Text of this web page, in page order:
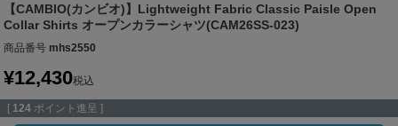
【CAMBIO(カンビオ)】Lightweight Fabric Classic Paisle Open
Collar Shirts オープンカラーシャツ(CAM26SS-023)
商品番号 mhs2550
¥12,430税込
[ 124 ポイント進呈 ]